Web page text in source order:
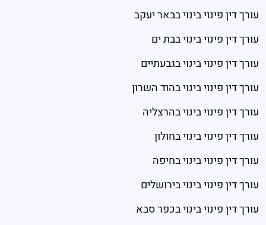
עורך דין פינוי בינוי בבאר יעקב
עורך דין פינוי בינוי בבת ים
עורך דין פינוי בינוי בגבעתיים
עורך דין פינוי בינוי בהוד השרון
עורך דין פינוי בינוי בהרצליה
עורך דין פינוי בינוי בחולון
עורך דין פינוי בינוי בחיפה
עורך דין פינוי בינוי בירושלים
עורך דין פינוי בינוי בכפר סבא